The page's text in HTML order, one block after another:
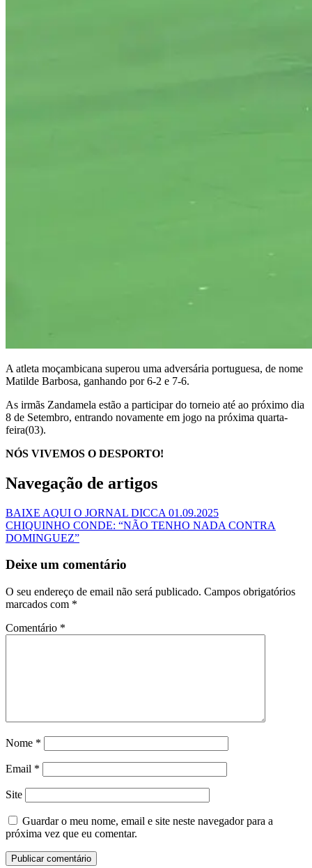
A atleta moçambicana superou uma adversária portuguesa, de nome
Matilde Barbosa, ganhando por 6-2 e 7-6.
As irmãs Zandamela estão a participar do torneio até ao próximo dia
8 de Setembro, entrando novamente em jogo na próxima quarta-
feira(03).
NÓS VIVEMOS O DESPORTO!
Navegação de artigos
BAIXE AQUI O JORNAL DICCA 01.09.2025
CHIQUINHO CONDE: “NÃO TENHO NADA CONTRA
DOMINGUEZ”
Deixe um comentário
O seu endereço de email não será publicado. Campos obrigatórios
marcados com *
Comentário *
Nome *
Email *
Site
Guardar o meu nome, email e site neste navegador para a
próxima vez que eu comentar.